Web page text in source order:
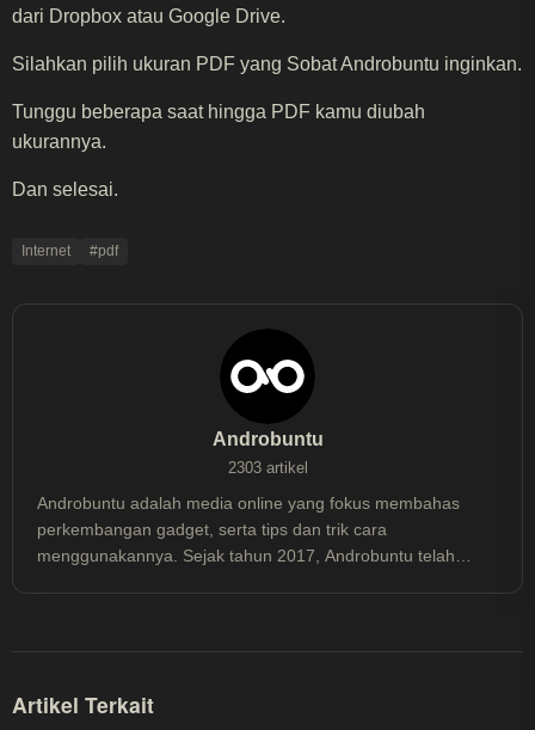
dari Dropbox atau Google Drive.
Silahkan pilih ukuran PDF yang Sobat Androbuntu inginkan.
Tunggu beberapa saat hingga PDF kamu diubah
ukurannya.
Dan selesai.
Internet #pdf
Androbuntu
2303 artikel
Androbuntu adalah media online yang fokus membahas
perkembangan gadget, serta tips dan trik cara
menggunakannya. Sejak tahun 2017, Androbuntu telah
Artikel Terkait